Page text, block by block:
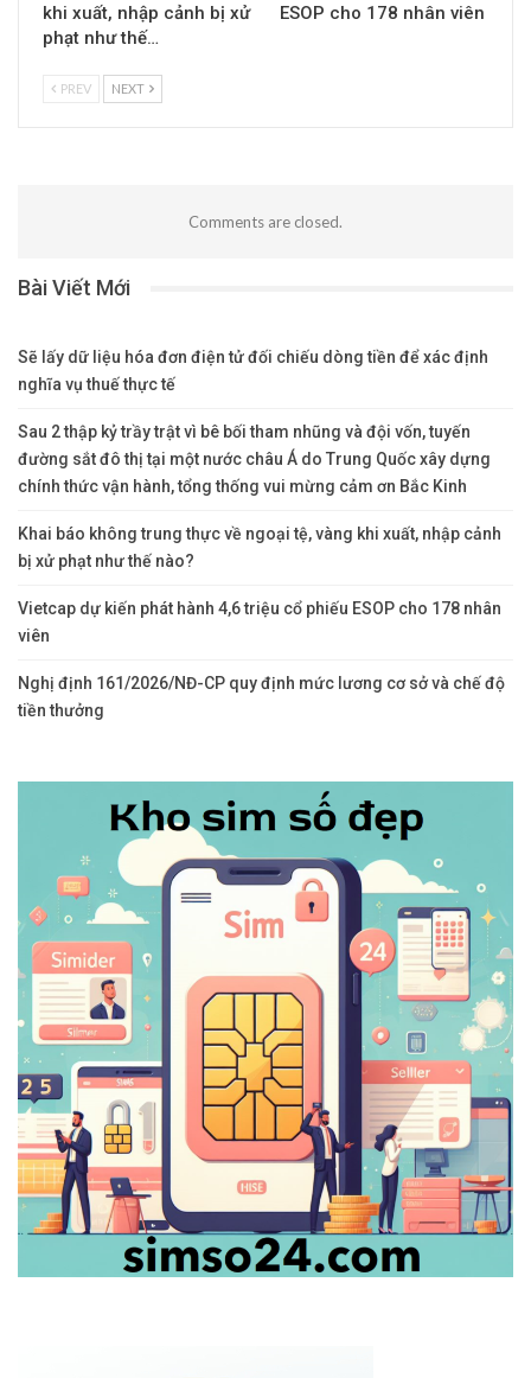
khi xuất, nhập cảnh bị xử
phạt như thế…
ESOP cho 178 nhân viên
PREV NEXT
Comments are closed.
Bài Viết Mới
Sẽ lấy dữ liệu hóa đơn điện tử đối chiếu dòng tiền để xác định
nghĩa vụ thuế thực tế
Sau 2 thập kỷ trầy trật vì bê bối tham nhũng và đội vốn, tuyến
đường sắt đô thị tại một nước châu Á do Trung Quốc xây dựng
chính thức vận hành, tổng thống vui mừng cảm ơn Bắc Kinh
Khai báo không trung thực về ngoại tệ, vàng khi xuất, nhập cảnh
bị xử phạt như thế nào?
Vietcap dự kiến phát hành 4,6 triệu cổ phiếu ESOP cho 178 nhân
viên
Nghị định 161/2026/NĐ-CP quy định mức lương cơ sở và chế độ
tiền thưởng